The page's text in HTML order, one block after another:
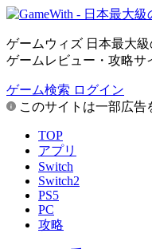
ゲームウィズ 日本最大級
ゲームレビュー・攻略サ
ゲーム検索 ログイン
このサイトは一部広告
TOP
アプリ
Switch
Switch2
PS5
PC
攻略